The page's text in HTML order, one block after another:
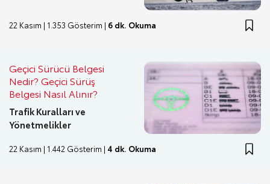
22 Kasım | 1.353 Gösterim | 6 dk. Okuma
Geçici Sürücü Belgesi
Nedir? Geçici Sürüş
Belgesi Nasıl Alınır?
Trafik Kuralları ve
Yönetmelikler
22 Kasım | 1.442 Gösterim | 4 dk. Okuma